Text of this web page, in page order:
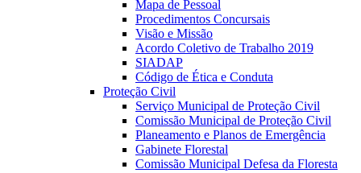
Mapa de Pessoal
Procedimentos Concursais
Visão e Missão
Acordo Coletivo de Trabalho 2019
SIADAP
Código de Ética e Conduta
Proteção Civil
Serviço Municipal de Proteção Civil
Comissão Municipal de Proteção Civil
Planeamento e Planos de Emergência
Gabinete Florestal
Comissão Municipal Defesa da Floresta